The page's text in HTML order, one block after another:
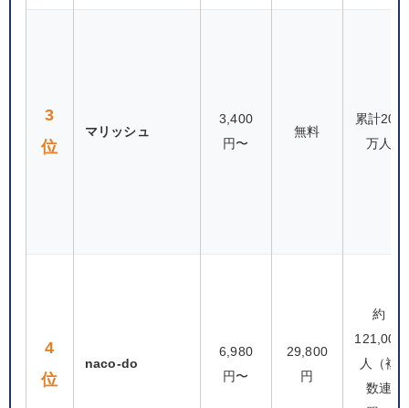
3
位
マリッシュ
3,400
円〜
無料
累計200
万人
4
位
naco-do
6,980
円〜
29,800
円
約
121,000
人（複
数連